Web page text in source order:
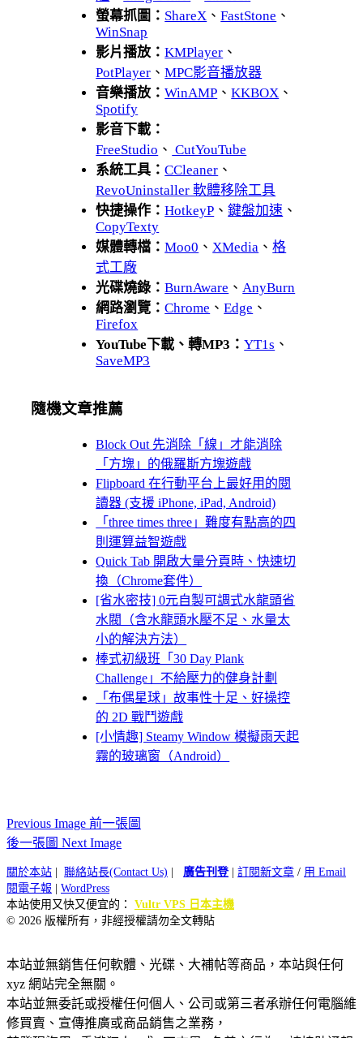
螢幕抓圖： ShareX 、FastStone 、
WinSnap
影片播放：KMPlayer 、
PotPlayer 、MPC影音播放器
音樂播放：WinAMP 、KKBOX 、
Spotify
影音下載：
FreeStudio 、 CutYouTube
系統工具：CCleaner 、
RevoUninstaller 軟體移除工具
快捷操作：HotkeyP 、鍵盤加速 、
CopyTexty
媒體轉檔：Moo0 、 XMedia 、格
式工廠
光碟燒錄：BurnAware 、 AnyBurn
網路瀏覽：Chrome 、Edge 、
Firefox
YouTube下載、轉MP3：YT1s 、
SaveMP3
隨機文章推薦
Block Out 先消除「線」才能消除
「方塊」的俄羅斯方塊遊戲
Flipboard 在行動平台上最好用的閱
讀器 (支援 iPhone, iPad, Android)
「three times three」難度有點高的四
則運算益智遊戲
Quick Tab 開啟大量分頁時、快速切
換（Chrome套件）
[省水密技] 0元自製可調式水龍頭省
水閥（含水龍頭水壓不足、水量太
小的解決方法）
棒式初級班「30 Day Plank
Challenge」不給壓力的健身計劃
「布偶星球」故事性十足、好操控
的 2D 戰鬥遊戲
[小情趣] Steamy Window 模擬雨天起
霧的玻璃窗（Android）
Previous Image 前一張圖
後一張圖 Next Image
關於本站 聯絡站長(Contact Us) 廣告刊登| 訂閱新文章 / 用 Email
閱電子報
WordPress
本站使用又快又便宜的： Vultr VPS 日本主機
© 2026 版權所有，非經授權請勿全文轉貼
本站並無銷售任何軟體、光碟、大補帖等商品，本站與任何
xyz 網站完全無關。
本站並無委託或授權任何個人、公司或第三者承辦任何電腦維
修買賣、宣傳推廣或商品銷售之業務，